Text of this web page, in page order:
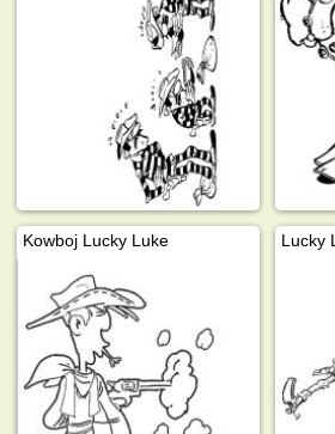
Kowboj Lucky Luke Lucky